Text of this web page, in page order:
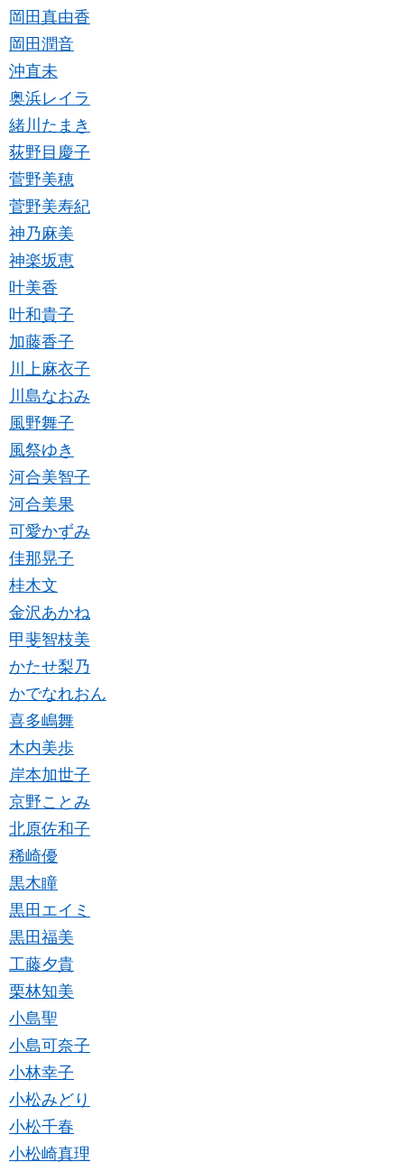
岡田真由香
岡田潤音
沖直未
奥浜レイラ
緒川たまき
荻野目慶子
菅野美穂
菅野美寿紀
神乃麻美
神楽坂恵
叶美香
叶和貴子
加藤香子
川上麻衣子
川島なおみ
風野舞子
風祭ゆき
河合美智子
河合美果
可愛かずみ
佳那晃子
桂木文
金沢あかね
甲斐智枝美
かたせ梨乃
かでなれおん
喜多嶋舞
木内美歩
岸本加世子
京野ことみ
北原佐和子
稀崎優
黒木瞳
黒田エイミ
黒田福美
工藤夕貴
栗林知美
小島聖
小島可奈子
小林幸子
小松みどり
小松千春
小松崎真理